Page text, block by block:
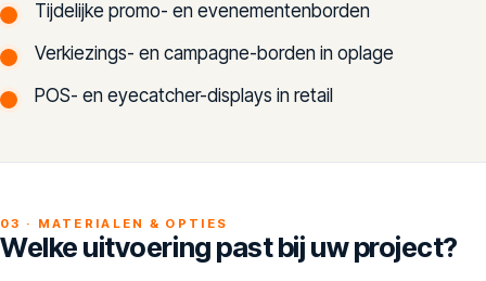
Tijdelijke promo- en evenementenborden
Verkiezings- en campagne-borden in oplage
POS- en eyecatcher-displays in retail
03 · MATERIALEN & OPTIES
Welke uitvoering past bij uw project?